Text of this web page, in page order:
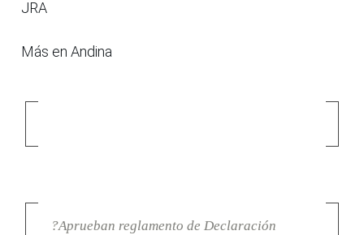
JRA
Más en Andina
?Aprueban reglamento de Declaración